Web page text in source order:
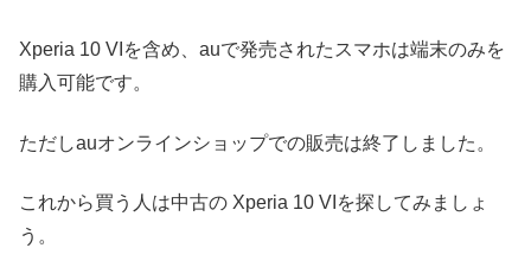
Xperia 10 VIを含め、auで発売されたスマホは端末のみを
購入可能です。
ただしauオンラインショップでの販売は終了しました。
これから買う人は中古の Xperia 10 VIを探してみましょ
う。